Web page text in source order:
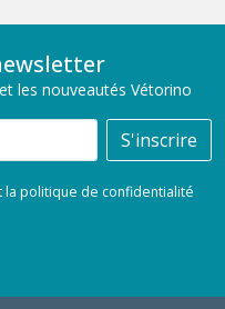
les nouveautés Vétorino
S'inscrire
la politique de confidentialité